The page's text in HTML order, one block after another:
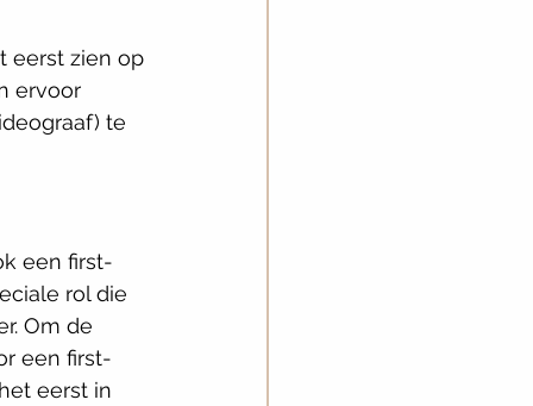
eerst zien op
ervoor
te
een first-
rol die
Om de
een first-
eerst in